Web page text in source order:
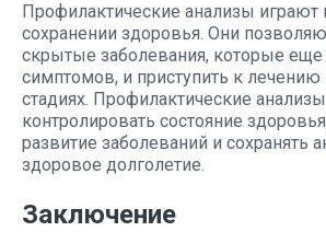
Профилактические анализы
сохранении здоровья. Они
скрытые заболевания, которые
симптомов, и приступить к лечению
стадиях. Профилактические
контролировать состояние
развитие заболеваний и сохранять
здоровое долголетие.
Заключение